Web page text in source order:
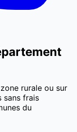
rurale ou sur
sans frais
du